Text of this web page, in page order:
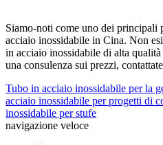
Siamo-noti come uno dei
acciaio inossidabile in Cina. Non
in acciaio inossidabile di alta
una consulenza sui prezzi,
Tubo in acciaio inossidabile per la
acciaio inossidabile per progetti di
inossidabile per stufe
navigazione veloce